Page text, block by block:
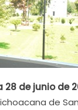
28 de junio de
de